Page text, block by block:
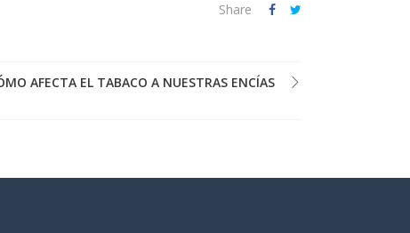
Share
AFECTA EL TABACO A NUESTRAS ENCÍAS